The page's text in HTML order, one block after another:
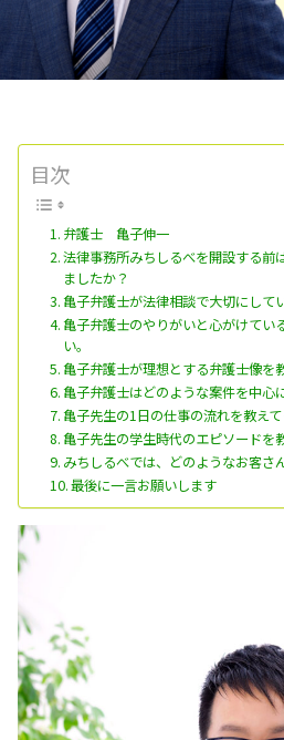
目次
弁護士 亀子伸一
法律事務所みちしるべを開設する前
ましたか？
亀子弁護士が法律相談で大切にして
亀子弁護士のやりがいと心がけてい
い。
亀子弁護士が理想とする弁護士像を
亀子弁護士はどのような案件を中心
亀子先生の1日の仕事の流れを教えて
亀子先生の学生時代のエピソードを
みちしるべでは、どのようなお客さ
最後に一言お願いします